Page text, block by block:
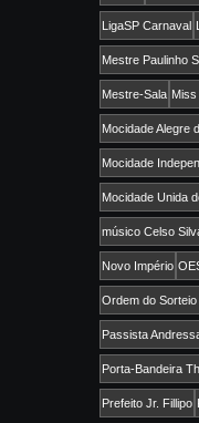
LigaSP Carnaval
Mestre Paulinho
Mestre-Sala Miss
Mocidade Alegre
Mocidade
Mocidade Unida
músico Celso
Novo Império
Ordem do
Passista
Porta-Bandeira
Prefeito Jr. Fillipo